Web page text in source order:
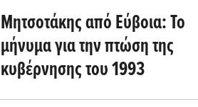
Μητσοτάκης από Εύβοια: Το
μήνυμα για την πτώση της
κυβέρνησης του 1993